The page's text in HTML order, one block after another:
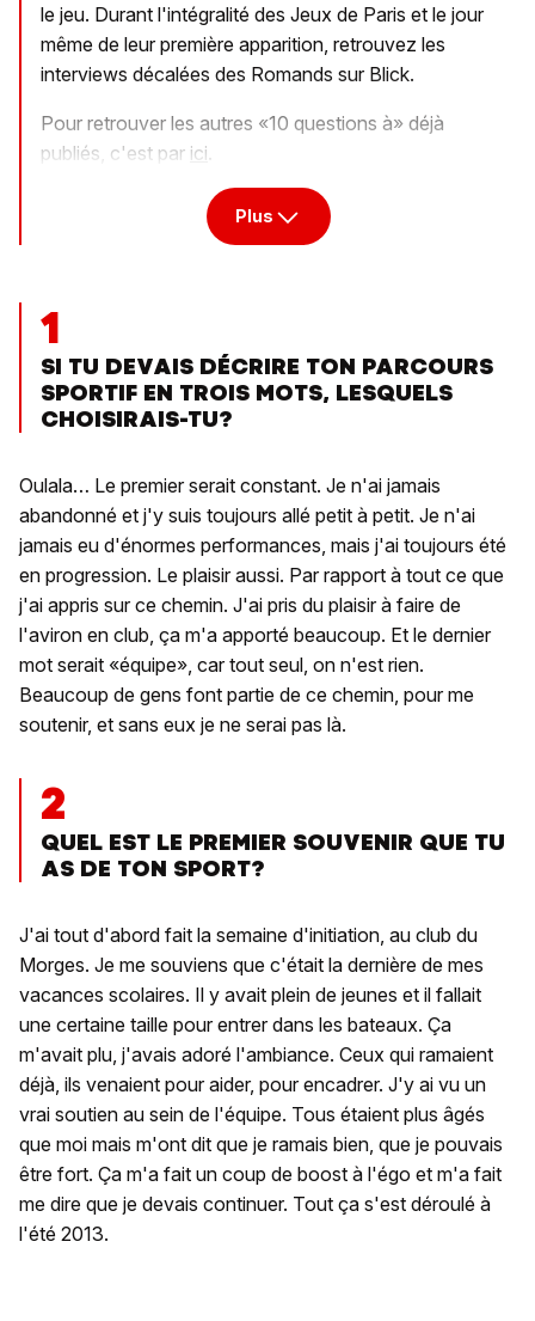
le jeu. Durant l'intégralité des Jeux de Paris et le jour
même de leur première apparition, retrouvez les
interviews décalées des Romands sur Blick.
Pour retrouver les autres «10 questions à» déjà
publiés, c'est par ici.
Plus
1
SI TU DEVAIS DÉCRIRE TON PARCOURS
SPORTIF EN TROIS MOTS, LESQUELS
CHOISIRAIS-TU?
Oulala… Le premier serait constant. Je n'ai jamais
abandonné et j'y suis toujours allé petit à petit. Je n'ai
jamais eu d'énormes performances, mais j'ai toujours été
en progression. Le plaisir aussi. Par rapport à tout ce que
j'ai appris sur ce chemin. J'ai pris du plaisir à faire de
l'aviron en club, ça m'a apporté beaucoup. Et le dernier
mot serait «équipe», car tout seul, on n'est rien.
Beaucoup de gens font partie de ce chemin, pour me
soutenir, et sans eux je ne serai pas là.
2
QUEL EST LE PREMIER SOUVENIR QUE TU
AS DE TON SPORT?
J'ai tout d'abord fait la semaine d'initiation, au club du
Morges. Je me souviens que c'était la dernière de mes
vacances scolaires. Il y avait plein de jeunes et il fallait
une certaine taille pour entrer dans les bateaux. Ça
m'avait plu, j'avais adoré l'ambiance. Ceux qui ramaient
déjà, ils venaient pour aider, pour encadrer. J'y ai vu un
vrai soutien au sein de l'équipe. Tous étaient plus âgés
que moi mais m'ont dit que je ramais bien, que je pouvais
être fort. Ça m'a fait un coup de boost à l'égo et m'a fait
me dire que je devais continuer. Tout ça s'est déroulé à
l'été 2013.